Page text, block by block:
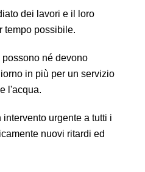
dei lavori e il loro
tempo possibile.
possono né devono
in più per un servizio
l'acqua.
urgente a tutti i
nuovi ritardi ed